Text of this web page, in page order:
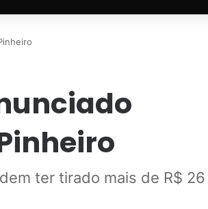
ter tirado mais de R$ 26